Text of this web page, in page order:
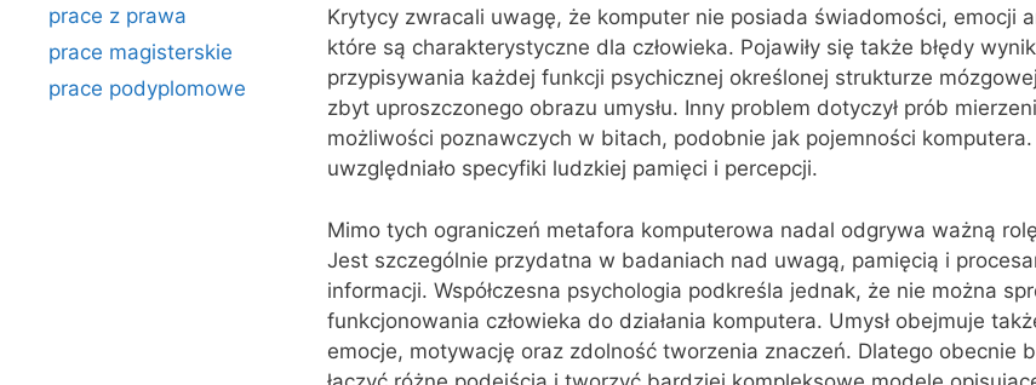
Krytycy zwracali uwagę, że komputer nie posiada świadomości, emocji
które są charakterystyczne dla człowieka. Pojawiły się także błędy
przypisywania każdej funkcji psychicznej określonej strukturze
zbyt uproszczonego obrazu umysłu. Inny problem dotyczył prób
możliwości poznawczych w bitach, podobnie jak pojemności
uwzględniało specyfiki ludzkiej pamięci i percepcji.
Mimo tych ograniczeń metafora komputerowa nadal odgrywa ważną
Jest szczególnie przydatna w badaniach nad uwagą, pamięcią i
informacji. Współczesna psychologia podkreśla jednak, że nie można
funkcjonowania człowieka do działania komputera. Umysł obejmuje
emocje, motywację oraz zdolność tworzenia znaczeń. Dlatego obecnie
prace z prawa
prace magisterskie
prace podyplomowe